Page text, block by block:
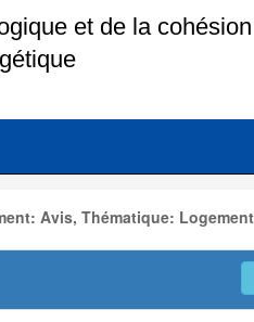
Avis, Thématique: